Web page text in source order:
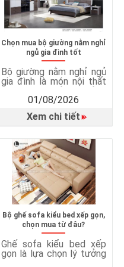
Chọn mua bộ giường nằm nghỉ
ngủ gia đình tốt
Bộ giường nằm nghỉ ngủ
gia đình là món nội thất
trực tiếp đến chất lượng
giấc ngủ, sức khỏe và sự
tiện nghi trong cuộc
sống hằng ngày. Một
chiếc giường ngủ phù
hợp không chỉ mang đến
giấc ngủ ngon mà còn
giúp bảo vệ sức khỏe, tối
ưu […]
01/08/2026
Xem chi tiết
Bộ ghế sofa kiểu bed xếp gọn,
chọn mua từ đâu?
Ghế sofa kiểu bed xếp
gọn là lựa chọn lý tưởng